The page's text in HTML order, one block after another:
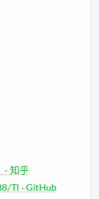
- 知乎
TI · GitHub